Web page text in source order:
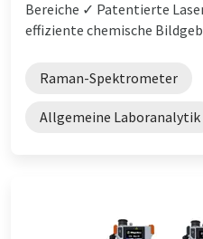
Bereiche ✓ Patentierte
effiziente chemische
Raman-Spektrometer
Allgemeine Laboranalytik